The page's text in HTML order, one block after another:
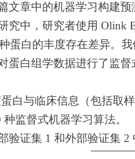
文章中的机器学习构建
究中，研究者使用 Olink
蛋白的丰度存在差异。
蛋白组学数据进行了监
白与临床信息（包括取
监督式机器学习算法。
验证集 1 和外部验证集